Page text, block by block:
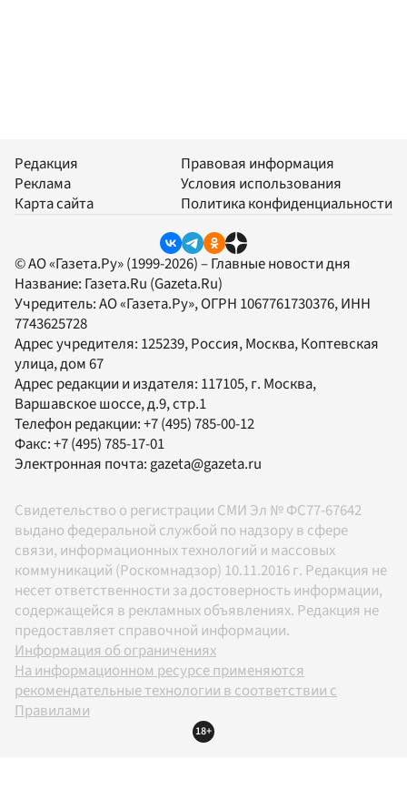
Редакция
Реклама
Карта сайта
Правовая информация
Условия использования
Политика конфиденциальности
© АО «Газета.Ру» (1999-2026) – Главные новости дня
Название: Газета.Ru (Gazeta.Ru)
Учредитель:АО «Газета.Ру», ОГРН 1067761730376, ИНН
7743625728
Адрес учредителя: 125239, Россия, Москва, Коптевская
улица, дом 67
Адрес редакции и издателя: 117105, г. Москва,
Варшавское шоссе, д.9, стр.1
Телефон редакции:+7 (495) 785-00-12
Факс:+7 (495) 785-17-01
Электронная почта:gazeta@gazeta.ru
Свидетельство о регистрации СМИ Эл № ФС77-67642
выдано федеральной службой по надзору в сфере
связи, информационных технологий и массовых
коммуникаций (Роскомнадзор) 10.11.2016 г. Редакция не
несет ответственности за достоверность информации,
содержащейся в рекламных объявлениях. Редакция не
предоставляет справочной информации.
Информация об ограничениях
На информационном ресурсе применяются
рекомендательные технологии в соответствии с
Правилами
18+